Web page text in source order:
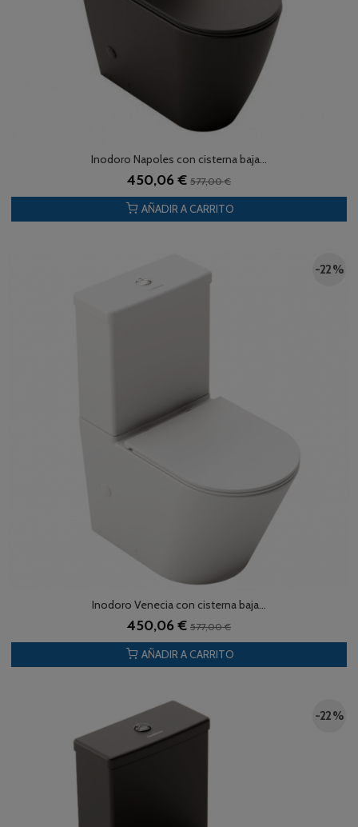
Inodoro Napoles con cisterna baja...
450,06 € 577,00 €
AÑADIR A CARRITO
-22 %
Inodoro Venecia con cisterna baja...
450,06 € 577,00 €
AÑADIR A CARRITO
-22 %